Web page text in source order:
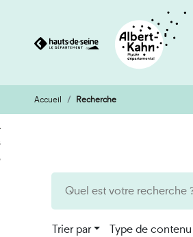
Aller
au
contenu
Aller
à
la
Accueil Recherche
Trier par Type de contenu